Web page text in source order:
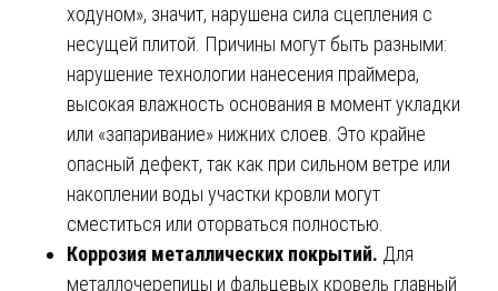
ходуном», значит, нарушена сила сцепления с
несущей плитой. Причины могут быть разными:
нарушение технологии нанесения праймера,
высокая влажность основания в момент укладки
или «запаривание» нижних слоев. Это крайне
опасный дефект, так как при сильном ветре или
накоплении воды участки кровли могут
сместиться или оторваться полностью.
Коррозия металлических покрытий. Для
металлочерепицы и фальцевых кровель главный